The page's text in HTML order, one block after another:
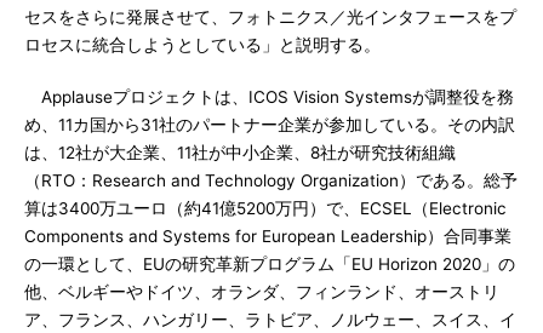
セスをさらに発展させて、フォトニクス／光インタフェースをプ
ロセスに統合しようとしている」と説明する。
Applauseプロジェクトは、ICOS Vision Systemsが調整役を務
め、11カ国から31社のパートナー企業が参加している。その内訳
は、12社が大企業、11社が中小企業、8社が研究技術組織
（RTO：Research and Technology Organization）である。総予
算は3400万ユーロ（約41億5200万円）で、ECSEL（Electronic
Components and Systems for European Leadership）合同事業
の一環として、EUの研究革新プログラム「EU Horizon 2020」の
他、ベルギーやドイツ、オランダ、フィンランド、オーストリ
ア、フランス、ハンガリー、ラトビア、ノルウェー、スイス、イ